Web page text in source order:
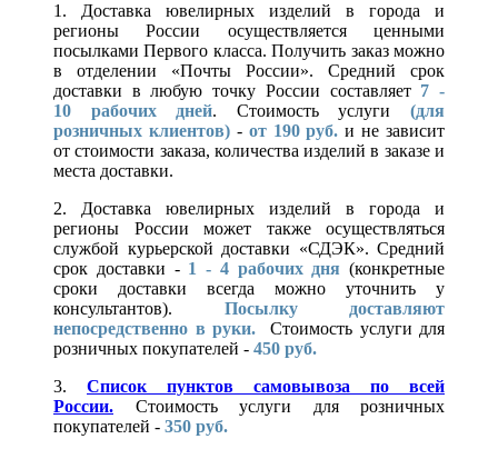
1. Доставка ювелирных изделий в города и
регионы России осуществляется ценными
посылками Первого класса. Получить заказ можно
в отделении «Почты России». Средний срок
доставки в любую точку России составляет 7 -
10 рабочих дней. Стоимость услуги(для
розничных клиентов)- от 190 руб. и не зависит
от стоимости заказа, количества изделий в заказе и
места доставки.
2. Доставка ювелирных изделий в города и
регионы России может также осуществляться
службой курьерской доставки «СДЭК». Средний
срок доставки - 1 - 4 рабочих дня (конкретные
сроки доставки всегда можно уточнить у
консультантов). Посылку доставляют
непосредственно в руки.
Стоимость услуги для
розничных покупателей - 450 руб.
3. Список пунктов самовывоза по всей
России.
Стоимость услуги для розничных
покупателей - 350 руб.